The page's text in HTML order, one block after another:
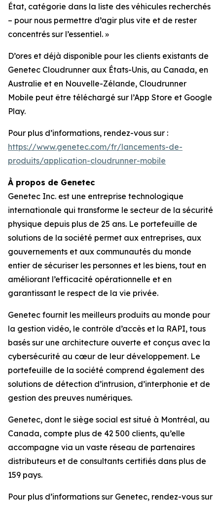
État, catégorie dans la liste des véhicules recherchés
– pour nous permettre d’agir plus vite et de rester
concentrés sur l’essentiel. »
D’ores et déjà disponible pour les clients existants de
Genetec Cloudrunner aux États-Unis, au Canada, en
Australie et en Nouvelle-Zélande, Cloudrunner
Mobile peut être téléchargé sur l’App Store et Google
Play.
Pour plus d’informations, rendez-vous sur :
https://www.genetec.com/fr/lancements-de-
produits/application-cloudrunner-mobile
À propos de Genetec
Genetec Inc. est une entreprise technologique
internationale qui transforme le secteur de la sécurité
physique depuis plus de 25 ans. Le portefeuille de
solutions de la société permet aux entreprises, aux
gouvernements et aux communautés du monde
entier de sécuriser les personnes et les biens, tout en
améliorant l’efficacité opérationnelle et en
garantissant le respect de la vie privée.
Genetec fournit les meilleurs produits au monde pour
la gestion vidéo, le contrôle d’accès et la RAPI, tous
basés sur une architecture ouverte et conçus avec la
cybersécurité au cœur de leur développement. Le
portefeuille de la société comprend également des
solutions de détection d’intrusion, d’interphonie et de
gestion des preuves numériques.
Genetec, dont le siège social est situé à Montréal, au
Canada, compte plus de 42 500 clients, qu’elle
accompagne via un vaste réseau de partenaires
distributeurs et de consultants certifiés dans plus de
159 pays.
Pour plus d’informations sur Genetec, rendez-vous sur